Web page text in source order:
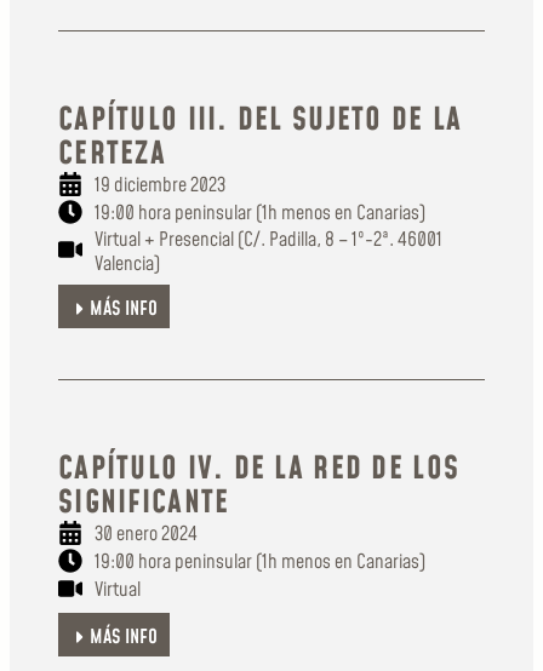
CAPÍTULO III. DEL SUJETO DE LA
CERTEZA
19 diciembre 2023
19:00 hora peninsular (1h menos en Canarias)
Virtual + Presencial (C/. Padilla, 8 – 1º-2ª. 46001
Valencia)
MÁS INFO
CAPÍTULO IV. DE LA RED DE LOS
SIGNIFICANTE
30 enero 2024
19:00 hora peninsular (1h menos en Canarias)
Virtual
MÁS INFO